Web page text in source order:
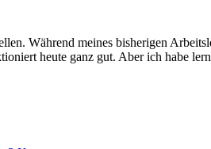
Während meines bish­eri­gen
heute ganz gut. Aber ich habe